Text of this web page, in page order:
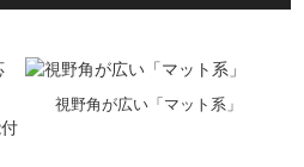
視野角が広い「マット系」